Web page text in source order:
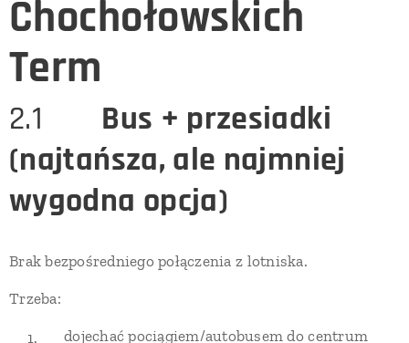
Chochołowskich
Term
2.1 🚍 Bus + przesiadki
(najtańsza, ale najmniej
wygodna opcja)
Brak bezpośredniego połączenia z lotniska.
Trzeba:
dojechać pociągiem/autobusem do centrum